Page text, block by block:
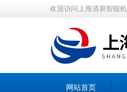
欢迎访问上海清易智能
网站首页